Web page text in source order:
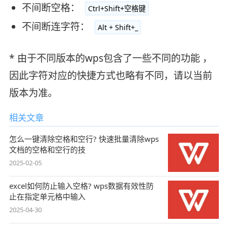
不间断空格：
Ctrl+Shift+空格键
不间断连字符： Alt + Shift+_
* 由于不同版本的wps包含了一些不同的功能 ，
因此字符对应的快捷方式也略有不同，请以当前
版本为准。
相关文章
怎么一键清除空格和空行? 快速批量清除wps
文档的空格和空行的技
2025-02-05
excel如何防止输入空格? wps数据有效性防
止在指定单元格中输入
2025-04-30